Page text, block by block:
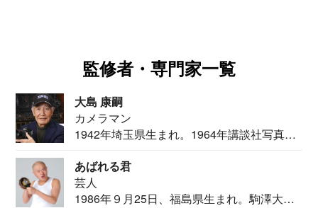
監修者・専門家一覧
大島 康嗣
カメラマン
1942年埼玉県生まれ。1964年講談社写真部
あばれる君
芸人
1986年９月25日、福島県生まれ。駒澤大学